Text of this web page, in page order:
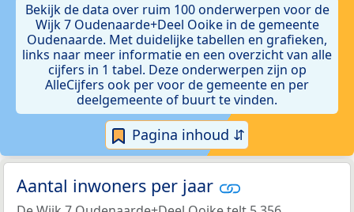
Bekijk de data over ruim 100 onderwerpen voor de
Wijk 7 Oudenaarde+Deel Ooike in de gemeente
Oudenaarde. Met duidelijke tabellen en grafieken,
links naar meer informatie en een overzicht van alle
cijfers in 1 tabel. Deze onderwerpen zijn op
AlleCijfers ook per voor de gemeente en per
deelgemeente of buurt te vinden.
Pagina inhoud ⇵
Aantal inwoners per jaar